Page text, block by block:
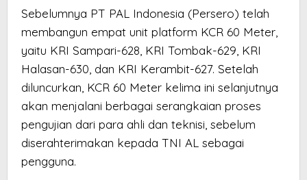
Sebelumnya PT PAL Indonesia (Persero) telah
membangun empat unit platform KCR 60 Meter,
yaitu KRI Sampari-628, KRI Tombak-629, KRI
Halasan-630, dan KRI Kerambit-627. Setelah
diluncurkan, KCR 60 Meter kelima ini selanjutnya
akan menjalani berbagai serangkaian proses
pengujian dari para ahli dan teknisi, sebelum
diserahterimakan kepada TNI AL sebagai
pengguna.